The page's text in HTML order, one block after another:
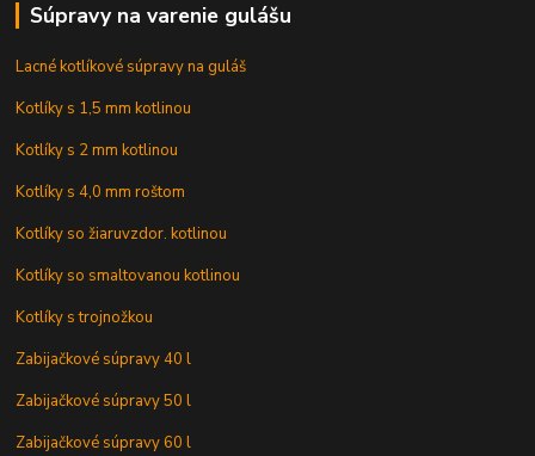
Súpravy na varenie gulášu
Lacné kotlíkové súpravy na guláš
Kotlíky s 1,5 mm kotlinou
Kotlíky s 2 mm kotlinou
Kotlíky s 4,0 mm roštom
Kotlíky so žiaruvzdor. kotlinou
Kotlíky so smaltovanou kotlinou
Kotlíky s trojnožkou
Zabijačkové súpravy 40 l
Zabijačkové súpravy 50 l
Zabijačkové súpravy 60 l